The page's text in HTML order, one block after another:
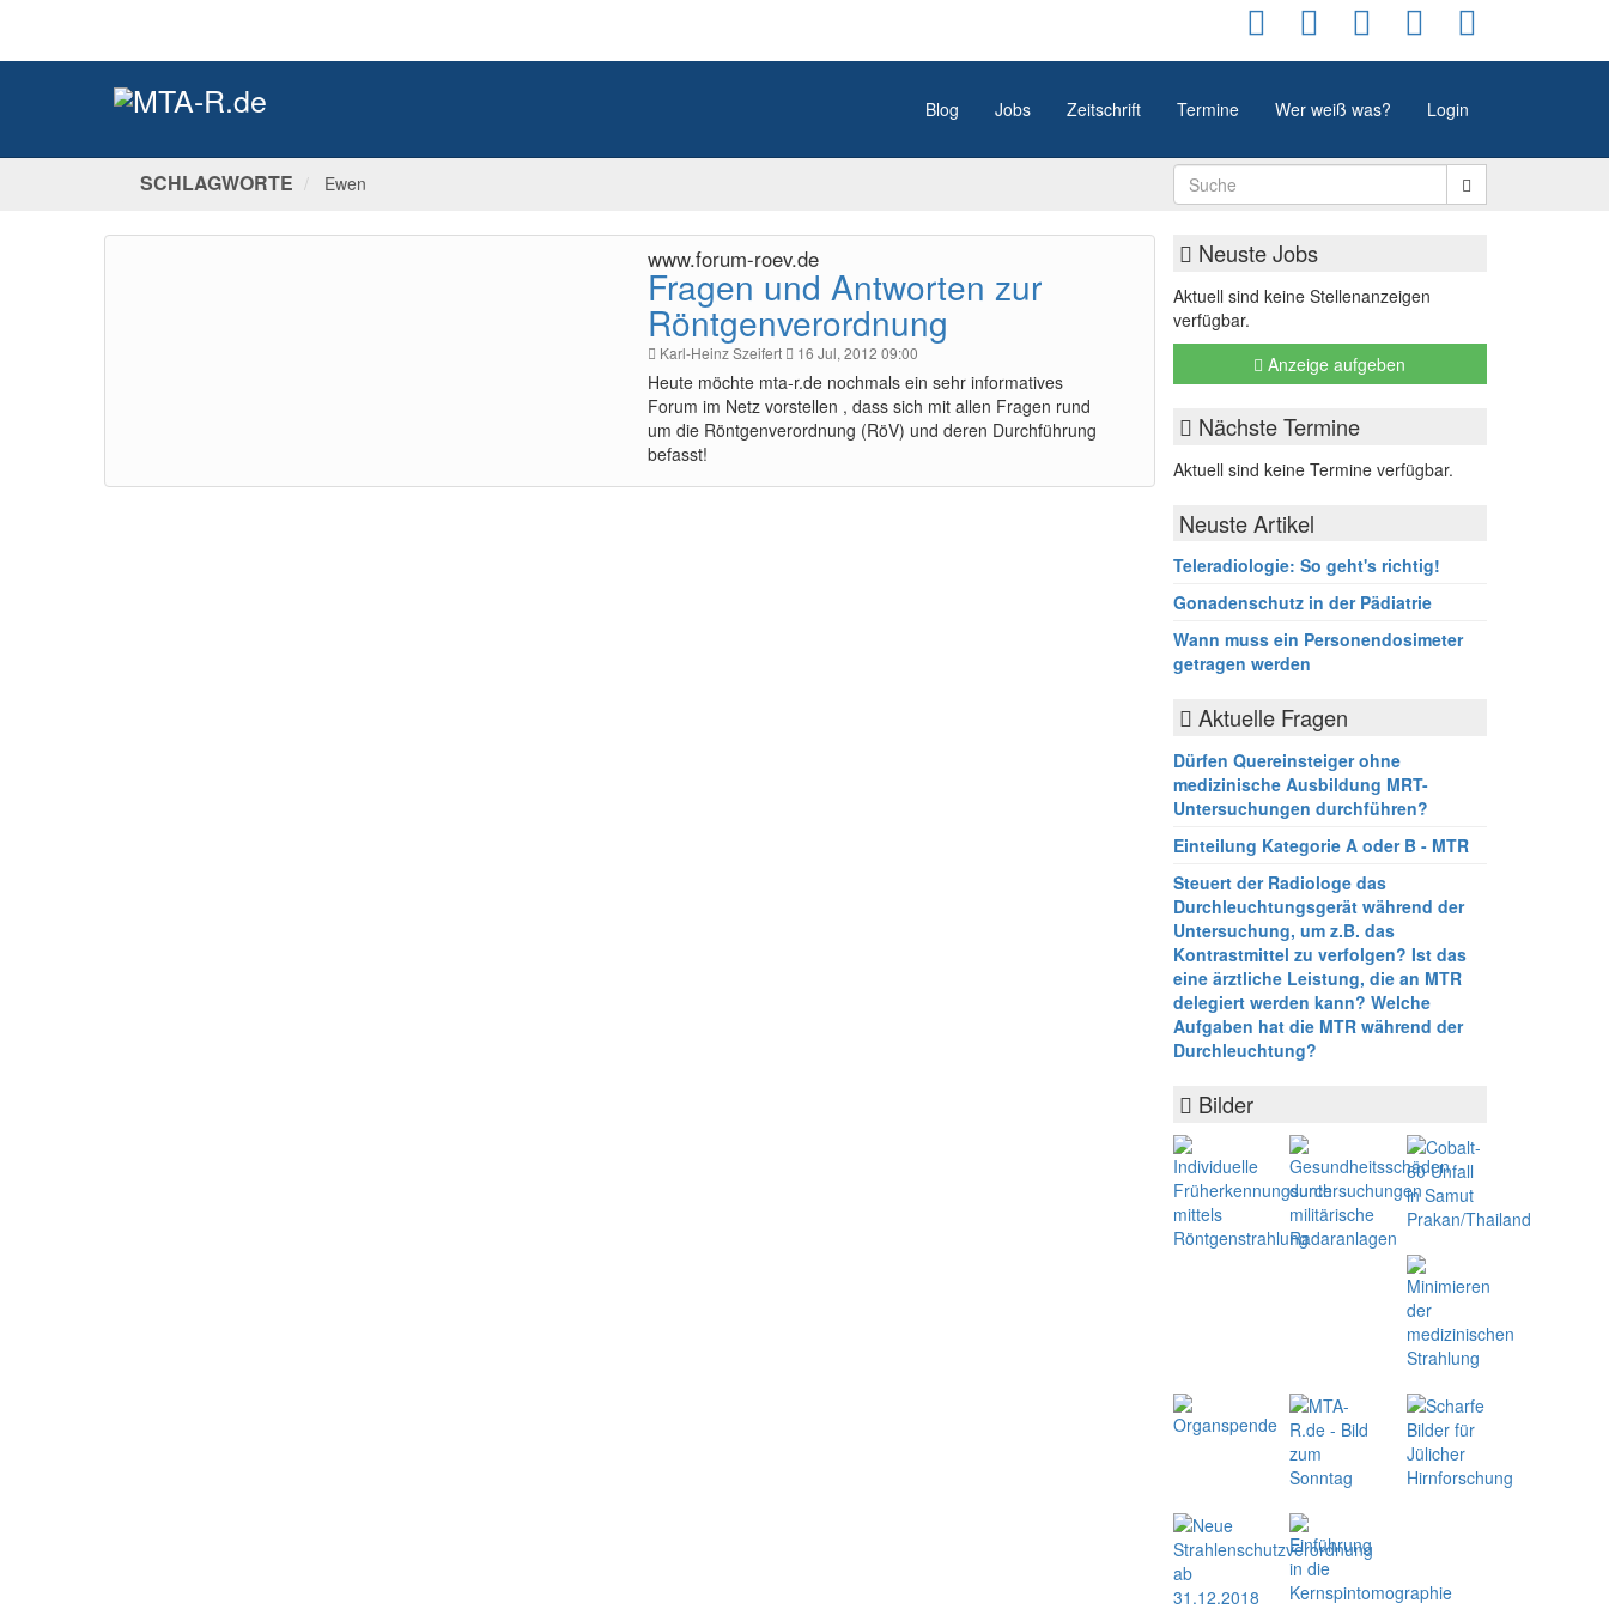
Blog Jobs Zeitschrift Termine Wer weiß was? Login
SCHLAGWORTE Ewen
www.forum-roev.de
Fragen und Antworten zur
Röntgenverordnung
Karl-Heinz Szeifert 16 Jul, 2012 09:00
Heute möchte mta-r.de nochmals ein sehr informatives
Forum im Netz vorstellen , dass sich mit allen Fragen rund
um die Röntgenverordnung (RöV) und deren Durchführung
befasst!
Neuste Jobs
Aktuell sind keine Stellenanzeigen
verfügbar.
Anzeige aufgeben
Nächste Termine
Aktuell sind keine Termine verfügbar.
Neuste Artikel
Teleradiologie: So geht's richtig!
Gonadenschutz in der Pädiatrie
Wann muss ein Personendosimeter
getragen werden
Aktuelle Fragen
Dürfen Quereinsteiger ohne
medizinische Ausbildung MRT-
Untersuchungen durchführen?
Einteilung Kategorie A oder B - MTR
Steuert der Radiologe das
Durchleuchtungsgerät während der
Untersuchung, um z.B. das
Kontrastmittel zu verfolgen? Ist das
eine ärztliche Leistung, die an MTR
delegiert werden kann? Welche
Aufgaben hat die MTR während der
Durchleuchtung?
Bilder